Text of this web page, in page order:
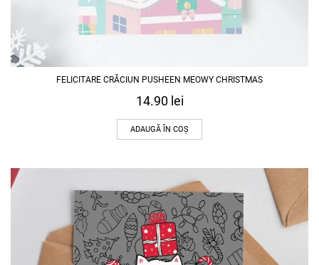
FELICITARE CRĂCIUN PUSHEEN MEOWY CHRISTMAS
14.90 lei
ADAUGĂ ÎN COȘ